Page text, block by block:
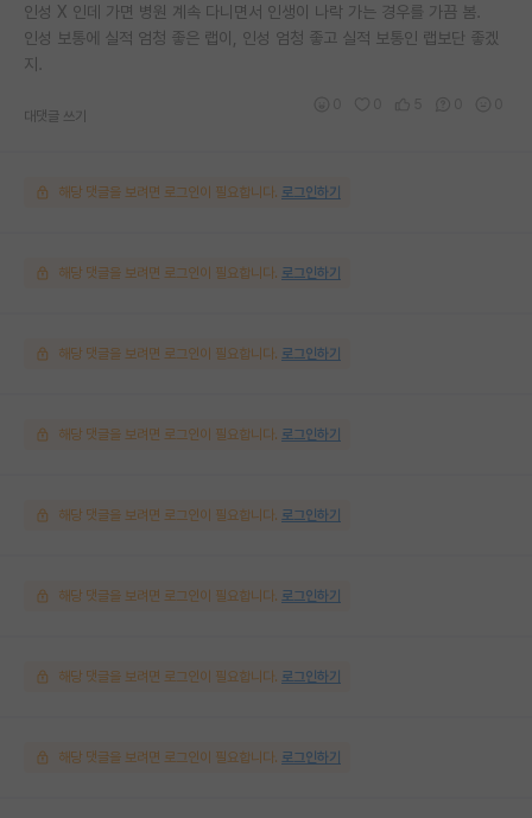
인성 X 인데 가면 병원 계속 다니면서 인생이 나락 가는 경우를 가끔 봄.
인성 보통에 실적 엄청 좋은 랩이, 인성 엄청 좋고 실적 보통인 랩보단 좋겠
지.
대댓글 쓰기
해당 댓글을 보려면 로그인이 필요합니다. 로그인하기
해당 댓글을 보려면 로그인이 필요합니다. 로그인하기
해당 댓글을 보려면 로그인이 필요합니다. 로그인하기
해당 댓글을 보려면 로그인이 필요합니다. 로그인하기
해당 댓글을 보려면 로그인이 필요합니다. 로그인하기
해당 댓글을 보려면 로그인이 필요합니다. 로그인하기
해당 댓글을 보려면 로그인이 필요합니다. 로그인하기
해당 댓글을 보려면 로그인이 필요합니다. 로그인하기